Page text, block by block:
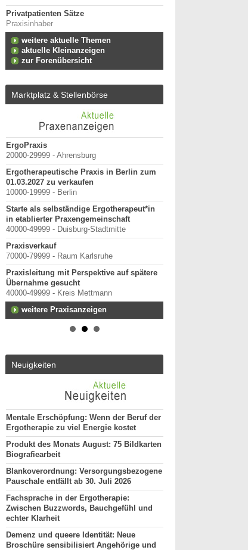
Privatpatienten Sätze
Praxisinhaber
weitere aktuelle Themen
aktuelle Kleinanzeigen
zur Forenübersicht
Marktplatz & Stellenbörse
ErgoPraxis
20000-29999 - Ahrensburg
Ergotherapeutische Praxis in Berlin zum
01.03.2027 zu verkaufen
10000-19999 - Berlin
Starte als selbständige Ergotherapeut*in
in etablierter Praxengemeinschaft
40000-49999 - Duisburg-Stadtmitte
Praxisverkauf
70000-79999 - Raum Karlsruhe
Praxisleitung mit Perspektive auf spätere
Übernahme gesucht
40000-49999 - Kreis Mettmann
weitere Praxisanzeigen
Neuigkeiten
Mentale Erschöpfung: Wenn der Beruf der
Ergotherapie zu viel Energie kostet
Produkt des Monats August: 75 Bildkarten
Biografiearbeit
Blankoverordnung: Versorgungsbezogene
Pauschale entfällt ab 30. Juli 2026
Fachsprache in der Ergotherapie:
Zwischen Buzzwords, Bauchgefühl und
echter Klarheit
Demenz und queere Identität: Neue
Broschüre sensibilisiert Angehörige und